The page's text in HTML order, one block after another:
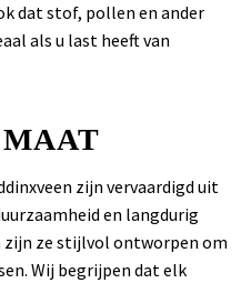
dat stof, pollen en ander
als u last heeft van
zijn vervaardigd uit
en langdurig
zijn ze stijlvol ontworpen om
Wij begrijpen dat elk